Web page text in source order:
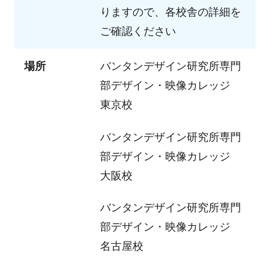
りますので、各校舎の詳細を
ご確認ください
場所
バンタンデザイン研究所専門
部デザイン・映像カレッジ
東京校
バンタンデザイン研究所専門
部デザイン・映像カレッジ
大阪校
バンタンデザイン研究所専門
部デザイン・映像カレッジ
名古屋校